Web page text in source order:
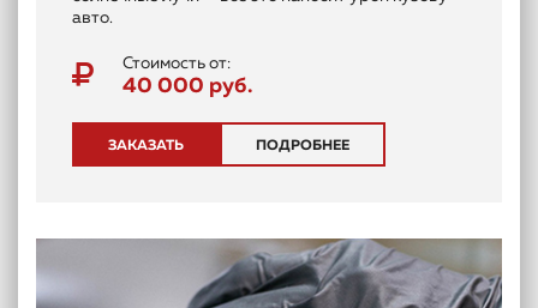
авто.
Стоимость от:
40 000 руб.
ЗАКАЗАТЬ ПОДРОБНЕЕ